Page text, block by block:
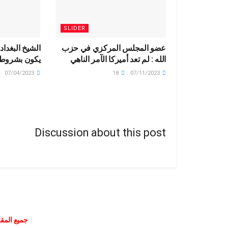
SLIDER
عضو المجلس المركزي في حزب
الله : لم تعد أميركا الآمر الناهي
الشيخ
يكون
Discussion about this post
جميع